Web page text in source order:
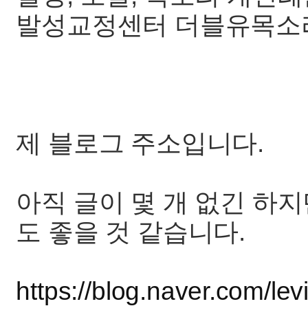
발성교정센터 더블유목
제 블로그 주소입니다.
아직 글이 몇 개 없긴 하
도 좋을 것 같습니다.
https://blog.naver.com/